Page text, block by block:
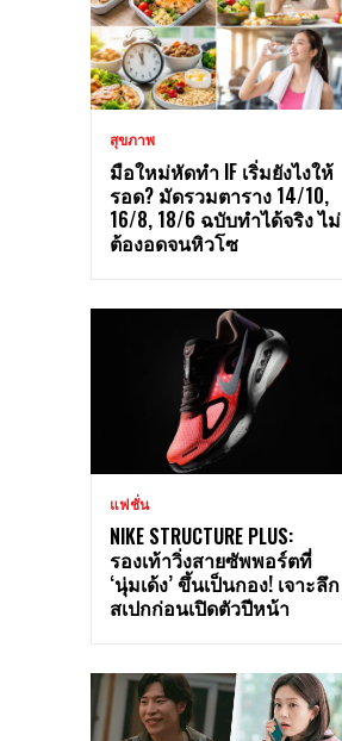
สุขภาพ
มือใหม่หัดทำ IF เริ่มยังไงให้
รอด? มัดรวมตาราง 14/10,
16/8, 18/6 ฉบับทำได้จริง ไม่
ต้องอดจนหิวโซ
แฟชั่น
NIKE STRUCTURE PLUS:
รองเท้าวิ่งสายซัพพอร์ตที่
‘นุ่มเด้ง’ ขึ้นเป็นกอง! เจาะลึก
สเปกก่อนเปิดตัวปีหน้า